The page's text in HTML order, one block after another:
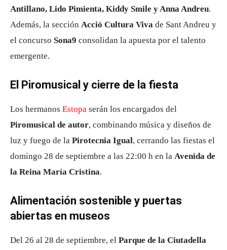
Antillano, Lido Pimienta, Kiddy Smile y Anna Andreu.
Además, la sección Acció Cultura Viva de Sant Andreu y
el concurso Sona9 consolidan la apuesta por el talento
emergente.
El Piromusical y cierre de la fiesta
Los hermanos Estopa serán los encargados del
Piromusical de autor, combinando música y diseños de
luz y fuego de la Pirotecnia Igual, cerrando las fiestas el
domingo 28 de septiembre a las 22:00 h en la Avenida de
la Reina María Cristina.
Alimentación sostenible y puertas
abiertas en museos
Del 26 al 28 de septiembre, el Parque de la Ciutadella